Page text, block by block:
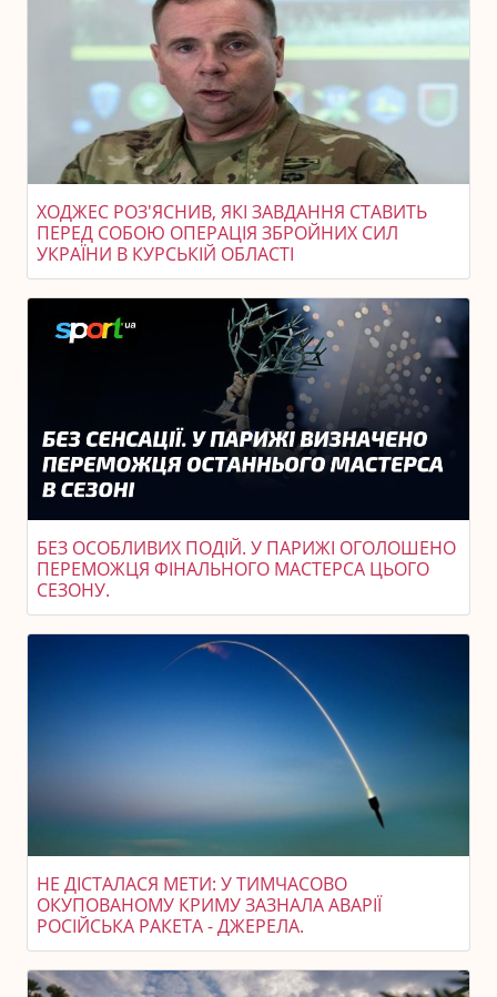
ХОДЖЕС РОЗ'ЯСНИВ, ЯКІ ЗАВДАННЯ СТАВИТЬ
ПЕРЕД СОБОЮ ОПЕРАЦІЯ ЗБРОЙНИХ СИЛ
УКРАЇНИ В КУРСЬКІЙ ОБЛАСТІ
БЕЗ ОСОБЛИВИХ ПОДІЙ. У ПАРИЖІ ОГОЛОШЕНО
ПЕРЕМОЖЦЯ ФІНАЛЬНОГО МАСТЕРСА ЦЬОГО
СЕЗОНУ.
НЕ ДІСТАЛАСЯ МЕТИ: У ТИМЧАСОВО
ОКУПОВАНОМУ КРИМУ ЗАЗНАЛА АВАРІЇ
РОСІЙСЬКА РАКЕТА - ДЖЕРЕЛА.